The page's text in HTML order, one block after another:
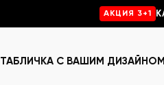
AKЦИЯ 3+1
ТАБЛИЧКА С ВАШИМ ДИЗАЙНОМ